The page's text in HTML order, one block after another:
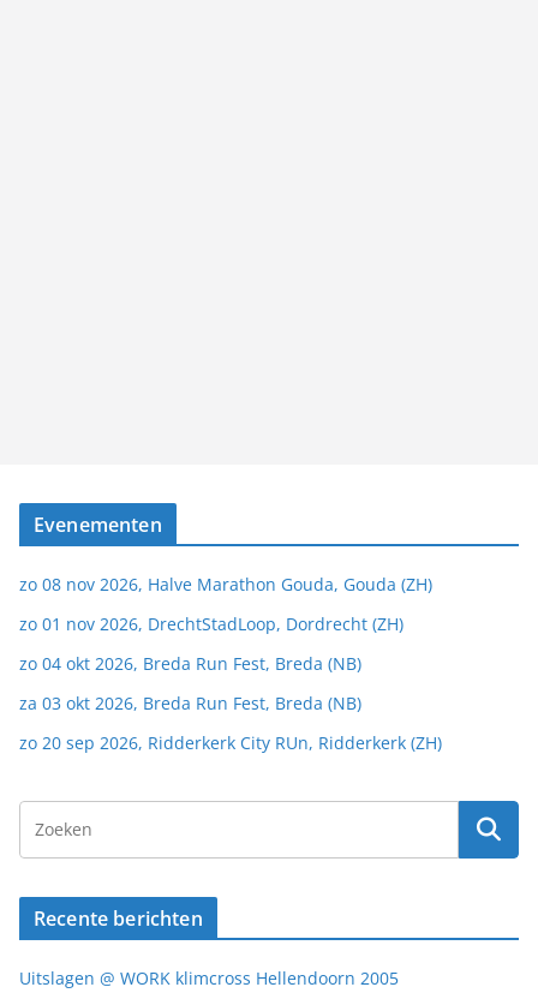
Evenementen
zo 08 nov 2026, Halve Marathon Gouda, Gouda (ZH)
zo 01 nov 2026, DrechtStadLoop, Dordrecht (ZH)
zo 04 okt 2026, Breda Run Fest, Breda (NB)
za 03 okt 2026, Breda Run Fest, Breda (NB)
zo 20 sep 2026, Ridderkerk City RUn, Ridderkerk (ZH)
Recente berichten
Uitslagen @ WORK klimcross Hellendoorn 2005